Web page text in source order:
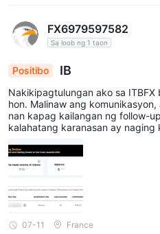
FX6979597582
Sa loob ng 1 taon
Positibo IB
Nakikipagtulungan ako sa
hon. Malinaw ang
nan kapag kailangan ng follow-
kalahatang karanasan ay
07-11 France